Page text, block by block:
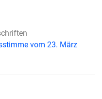
vom 23. März